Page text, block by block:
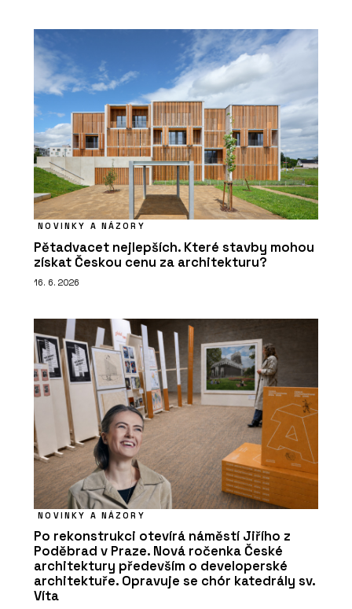
NOVINKY A NÁZORY
Pětadvacet nejlepších. Které stavby mohou
získat Českou cenu za architekturu?
16. 6. 2026
NOVINKY A NÁZORY
Po rekonstrukci otevírá náměstí Jiřího z
Poděbrad v Praze. Nová ročenka České
architektury především o developerské
architektuře. Opravuje se chór katedrály sv.
Víta